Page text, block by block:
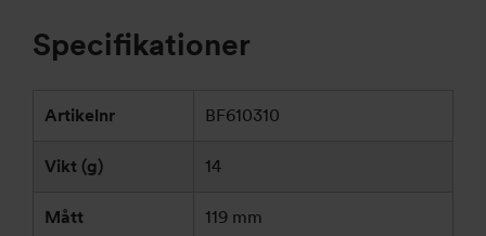
Specifikationer
Artikelnr BF610310
Vikt (g) 14
Mått 119 mm